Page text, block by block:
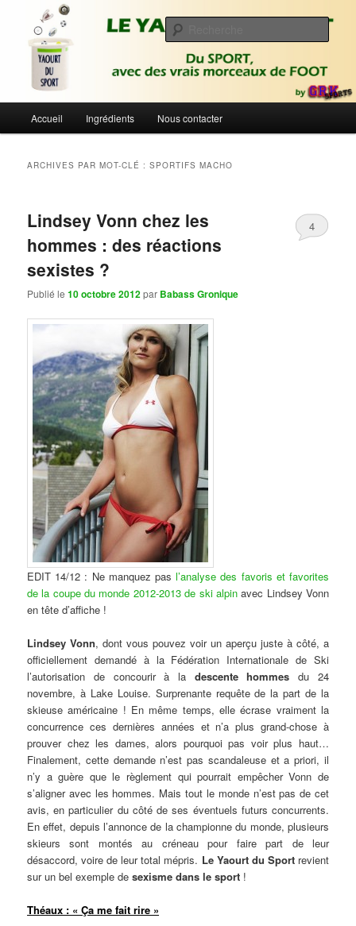
contenu
contenu
secondaireLe Yaourt du Sport
Du sport avec des vrais morceaux de foot | Gronique's Sports Blog
principal
Accueil Ingrédients Nous contacter
ARCHIVES PAR MOT-CLÉ :SPORTIFS MACHO
Lindsey Vonn chez les
hommes : des réactions
sexistes ?
Publié le10 octobre 2012par Babass Gronique
4
EDIT 14/12 : Ne manquez pasl’analyse des favoris et favorites
de la coupe du monde 2012-2013 de ski alpinavec Lindsey Vonn
en tête d’affiche !
Lindsey Vonn, dont vous pouvez voir un aperçu juste à côté, a
officiellement demandé à la Fédération Internationale de Ski
l’autorisation de concourir à la descente hommes du 24
novembre, à Lake Louise. Surprenante requête de la part de la
skieuse américaine ! En même temps, elle écrase vraiment la
concurrence ces dernières années et n’a plus grand-chose à
prouver chez les dames, alors pourquoi pas voir plus haut…
Finalement, cette demande n’est pas scandaleuse et a priori, il
n’y a guère que le règlement qui pourrait empêcher Vonn de
s’aligner avec les hommes. Mais tout le monde n’est pas de cet
avis, en particulier du côté de ses éventuels futurs concurrents.
En effet, depuis l’annonce de la championne du monde, plusieurs
skieurs sont montés au créneau pour faire part de leur
désaccord, voire de leur total mépris. Le Yaourt du Sportrevient
sur un bel exemple desexisme dans le sport !
Théaux : « Ça me fait rire »